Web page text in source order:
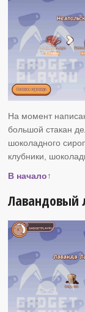
На момент
большой стакан
шоколадного
клубники,
В начало↑
Лавандовый